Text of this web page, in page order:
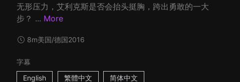
无形压力，艾利克斯是否会抬头挺胸，跨出勇敢的一大
步？ ... More
8m美国/德国2016
字幕
English
繁體中文 简体中文